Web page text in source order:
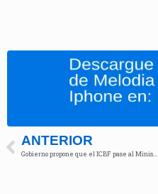
ANTERIOR